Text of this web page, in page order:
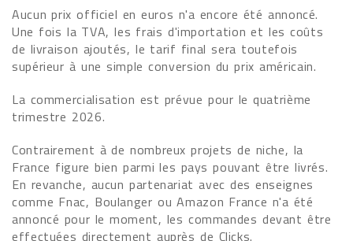
Aucun prix officiel en euros n'a encore été annoncé.
Une fois la TVA, les frais d'importation et les coûts
de livraison ajoutés, le tarif final sera toutefois
supérieur à une simple conversion du prix américain.
La commercialisation est prévue pour le quatrième
trimestre 2026.
Contrairement à de nombreux projets de niche, la
France figure bien parmi les pays pouvant être livrés.
En revanche, aucun partenariat avec des enseignes
comme Fnac, Boulanger ou Amazon France n'a été
annoncé pour le moment, les commandes devant être
effectuées directement auprès de Clicks.